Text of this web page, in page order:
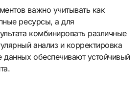
важно учитывать как
ресурсы, а для
комбинировать различные
анализ и корректировка
данных обеспечивают устойчивый